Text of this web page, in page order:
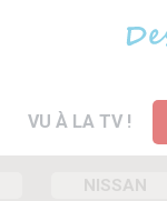
VU À LA TV !
NISSAN